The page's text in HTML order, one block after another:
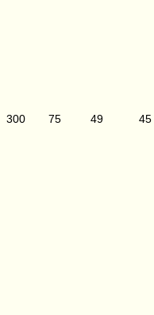
300 75 49 45